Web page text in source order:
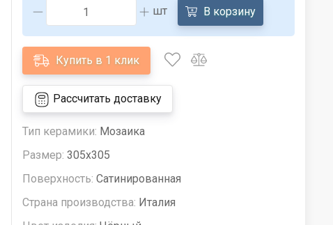
шт В корзину
Купить в 1 клик
Рассчитать доставку
Тип керамики: Мозаика
Размер: 305x305
Поверхность: Сатинированная
Страна производства: Италия